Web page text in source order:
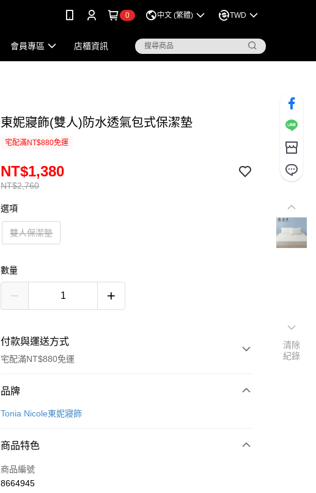
0 中文 (繁體) TWD
會員專區 店櫃資訊
東妮寢飾(雙人)防水透氣包式保潔墊
宅配滿NT$880免運
NT$2,760
NT$1,380
選項
雙人保潔墊
數量
付款與運送方式
宅配滿NT$880免運
付款方式
信用卡一次付款
悠遊付
品牌
Tonia Nicole東妮寢飾
商品特色
商品編號
8664945
清除
紀錄